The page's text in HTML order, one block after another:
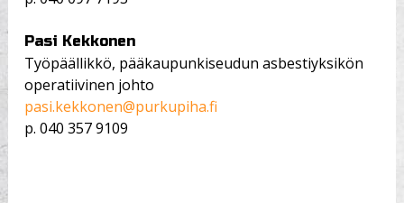
Pasi Kekkonen
Työpäällikkö, pääkaupunkiseudun asbestiyksikön
operatiivinen johto
pasi.kekkonen@purkupiha.fi
p.040 357 9109